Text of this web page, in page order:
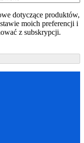
dotyczące produktów,
moich preferencji i
z subskrypcji.